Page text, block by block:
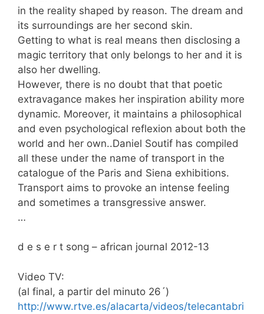
in the reality shaped by reason. The dream and
its surroundings are her second skin.
Getting to what is real means then disclosing a
magic territory that only belongs to her and it is
also her dwelling.
However, there is no doubt that that poetic
extravagance makes her inspiration ability more
dynamic. Moreover, it maintains a philosophical
and even psychological reflexion about both the
world and her own..Daniel Soutif has compiled
all these under the name of transport in the
catalogue of the Paris and Siena exhibitions.
Transport aims to provoke an intense feeling
and sometimes a transgressive answer.
…
d e s e r t song – african journal 2012-13
Video TV:
(al final, a partir del minuto 26´)
http://www.rtve.es/alacarta/videos/telecantabri